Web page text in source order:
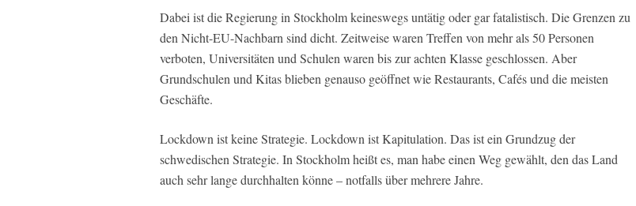
Dabei ist die Regierung in Stockholm keineswegs untätig oder gar fatalistisch. Die Grenzen zu
den Nicht-EU-Nachbarn sind dicht. Zeitweise waren Treffen von mehr als 50 Personen
verboten, Universitäten und Schulen waren bis zur achten Klasse geschlossen. Aber
Grundschulen und Kitas blieben genauso geöffnet wie Restaurants, Cafés und die meisten
Geschäfte.
Lockdown ist keine Strategie. Lockdown ist Kapitulation. Das ist ein Grundzug der
schwedischen Strategie. In Stockholm heißt es, man habe einen Weg gewählt, den das Land
auch sehr lange durchhalten könne – notfalls über mehrere Jahre.